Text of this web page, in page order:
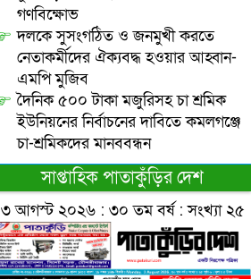
গণবিক্ষোভ
দলকে সুসংগঠিত ও জনমুখী করতে
নেতাকর্মীদের ঐক্যবদ্ধ হওয়ার আহ্বান-
এমপি মুজিব
দৈনিক ৫০০ টাকা মজুরিসহ চা শ্রমিক
ইউনিয়নের নির্বাচনের দাবিতে কমলগঞ্জে
চা-শ্রমিকদের মানববন্ধন
সাপ্তাহিক পাতাকুঁড়ির দেশ
৩ আগস্ট ২০২৬ : ৩০ তম বর্ষ : সংখ্যা ২৫